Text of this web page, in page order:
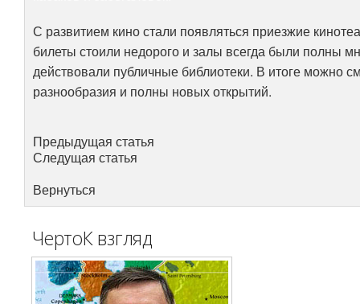
С развитием кино стали появляться приезжие
билеты стоили недорого и залы всегда были полны
действовали публичные библиотеки. В итоге можно
разнообразия и полны новых открытий.
Предыдущая статья
Следущая статья
Вернуться
ЧертоК взгляд